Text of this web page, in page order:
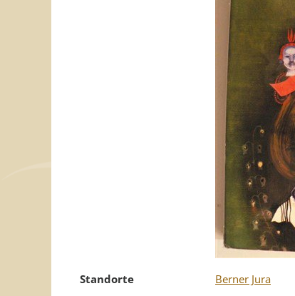
Standorte
Berner Jura